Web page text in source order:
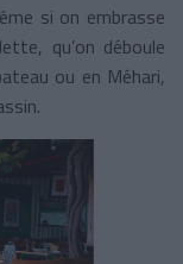
si on embrasse
qu’on déboule
ou en Méhari,